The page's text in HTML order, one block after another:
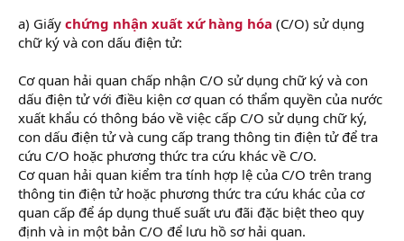
a) Giấy chứng nhận xuất xứ hàng hóa (C/O) sử dụng
chữ ký và con dấu điện tử:
Cơ quan hải quan chấp nhận C/O sử dụng chữ ký và con
dấu điện tử với điều kiện cơ quan có thẩm quyền của nước
xuất khẩu có thông báo về việc cấp C/O sử dụng chữ ký,
con dấu điện tử và cung cấp trang thông tin điện tử để tra
cứu C/O hoặc phương thức tra cứu khác về C/O.
Cơ quan hải quan kiểm tra tính hợp lệ của C/O trên trang
thông tin điện tử hoặc phương thức tra cứu khác của cơ
quan cấp để áp dụng thuế suất ưu đãi đặc biệt theo quy
định và in một bản C/O để lưu hồ sơ hải quan.